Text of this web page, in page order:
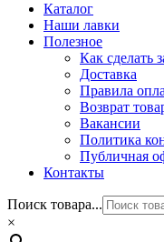
Каталог
Наши лавки
Полезное
Как сделать
Доставка
Правила
Возврат
Вакансии
Политика
Публичная
Контакты
Поиск товара...
×